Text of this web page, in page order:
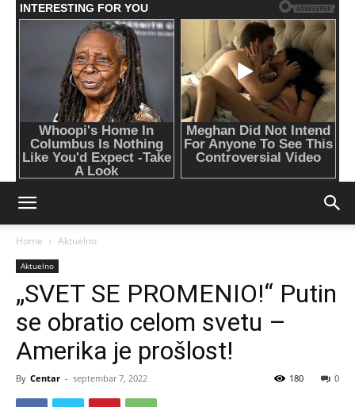
Home Aktuelno
Aktuelno
„SVET SE PROMENIO!“ Putin
se obratio celom svetu –
Amerika je prošlost!
By Centar - septembar 7, 2022 0
180